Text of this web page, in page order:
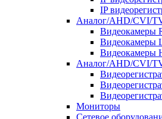
IP
Аналог/AHD/CVI/
Видеокамеры
Видеокамеры
Видеокамеры
Аналог/AHD/CVI/
Мониторы
Сетевое